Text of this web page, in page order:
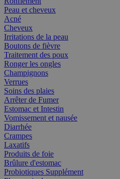
Peau et cheveux
Acné
Cheveux
Irritations de la peau
Boutons de fièvre
Traitement des poux
Ronger les ongles
Champignons
Verrues
Soins des plaies
Arrêter de Fumer
Estomac et Intestin
Vomissement et nausée
Diarrhée
Crampes
Laxatifs
Produits de foie
Brûlure d'estomac
Probiotiques Supplément